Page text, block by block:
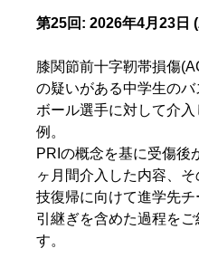
第25回: 2026年4月23日
膝関節前十字靭帯損傷
の疑いがある中学生のバ
ボール選手に対して介入
例。
PRIの概念を基に受傷後
ヶ月間介入した内容、そ
技復帰に向けて進学先チ
引継ぎを含めた過程をご
す。